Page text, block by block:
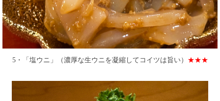
5・「塩ウニ」（濃厚な生ウニを凝縮してコイツは旨い） ★★★